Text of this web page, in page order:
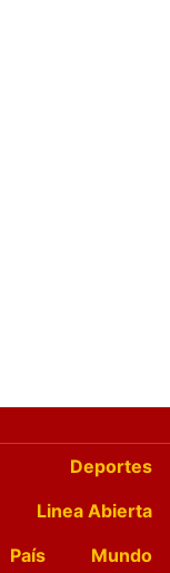
Deportes
Linea Abierta
País
Mundo